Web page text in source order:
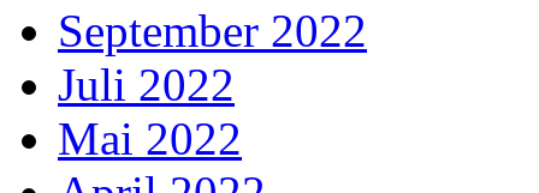
September 2022
Juli 2022
Mai 2022